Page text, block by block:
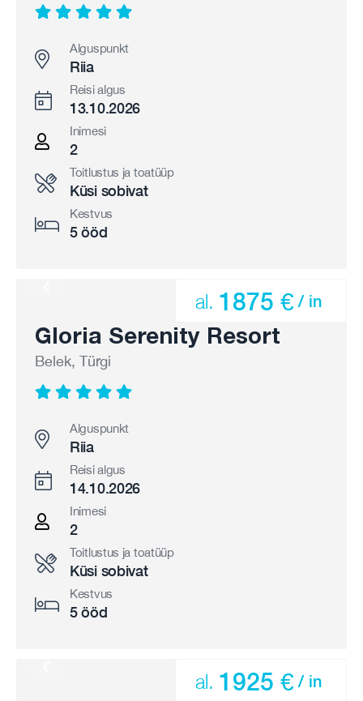
Alguspunkt
Riia
Reisi algus
13.10.2026
Inimesi
2
Toitlustus ja toatüüp
Küsi sobivat
Kestvus
5 ööd
Gloria Serenity Resort
Belek, Türgi
al. 1875 € / in
Alguspunkt
Riia
Reisi algus
14.10.2026
Inimesi
2
Toitlustus ja toatüüp
Küsi sobivat
Kestvus
5 ööd
al. 1925 € / in